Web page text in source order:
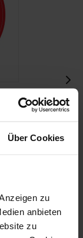
Über Cookies
zu
anbieten
zu